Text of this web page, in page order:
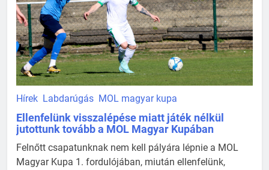
Hírek Labdarúgás MOL magyar kupa
Ellenfelünk visszalépése miatt játék nélkül
jutottunk tovább a MOL Magyar Kupában
Felnőtt csapatunknak nem kell pályára lépnie a MOL
Magyar Kupa 1. fordulójában, miután ellenfelünk,